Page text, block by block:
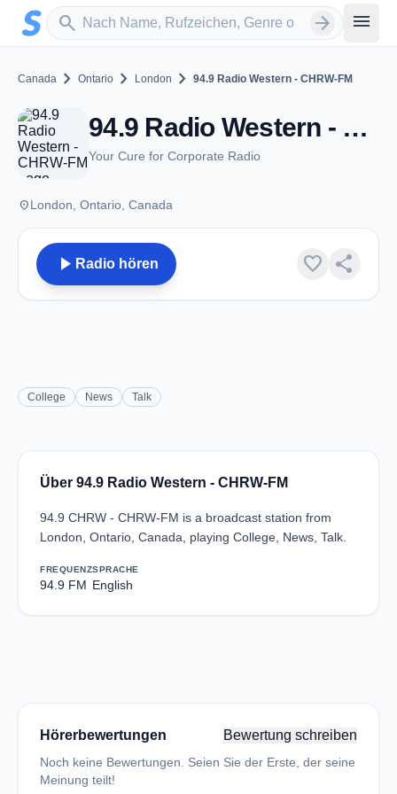
Zum Hauptinhalt springen
search
Sender suchen arrow_forward menu
Canada chevron_right Ontario chevron_right London chevron_right 94.9 Radio Western - CHRW-FM
94.9 Radio Western - CHRW-FM - FM 94.9 - London, ON
Your Cure for Corporate Radio
placeLondon, Ontario, Canada
play_arrow Radio hören favorite share
College News Talk
Über 94.9 Radio Western - CHRW-FM
94.9 CHRW - CHRW-FM is a broadcast station from
London, Ontario, Canada, playing College, News, Talk.
FREQUENZ
94.9 FM
SPRACHE
English
Hörerbewertungen Bewertung schreiben
Noch keine Bewertungen. Seien Sie der Erste, der seine
Meinung teilt!